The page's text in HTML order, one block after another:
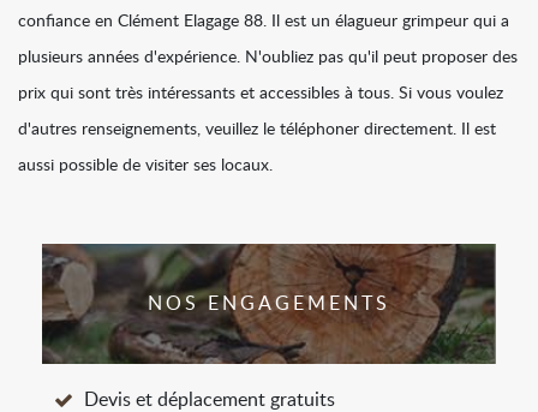
confiance en Clément Elagage 88. Il est un élagueur grimpeur qui a
plusieurs années d'expérience. N'oubliez pas qu'il peut proposer des
prix qui sont très intéressants et accessibles à tous. Si vous voulez
d'autres renseignements, veuillez le téléphoner directement. Il est
aussi possible de visiter ses locaux.
NOS ENGAGEMENTS
Devis et déplacement gratuits